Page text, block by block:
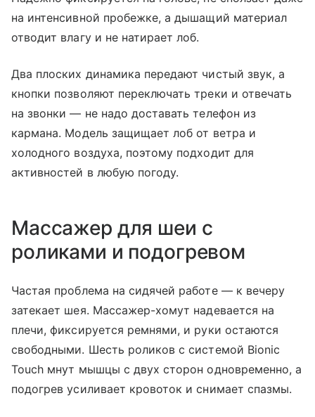
на интенсивной пробежке, а дышащий материал
отводит влагу и не натирает лоб.
Два плоских динамика передают чистый звук, а
кнопки позволяют переключать треки и отвечать
на звонки — не надо доставать телефон из
кармана. Модель защищает лоб от ветра и
холодного воздуха, поэтому подходит для
активностей в любую погоду.
Массажер для шеи с
роликами и подогревом
Частая проблема на сидячей работе — к вечеру
затекает шея. Массажер-хомут надевается на
плечи, фиксируется ремнями, и руки остаются
свободными. Шесть роликов с системой Bionic
Touch мнут мышцы с двух сторон одновременно, а
подогрев усиливает кровоток и снимает спазмы.